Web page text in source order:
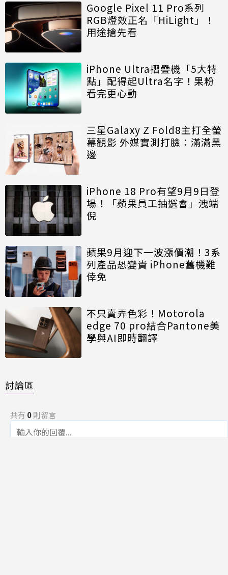
Google Pixel 11 Pro系列
RGB燈效正名「HiLight」！
用途搶先看
iPhone Ultra摺疊機「5大特
點」配得起Ultra名字！果粉
看完更心動
三星Galaxy Z Fold8主打全螢
幕觀影 外媒實測打臉：滿滿黑
邊
iPhone 18 Pro有望9月9日登
場！「蘋果員工抽選會」洩端
倪
蘋果9月迎下一波漲價潮！3系
列產品恐變貴 iPhone舊機難
倖免
不只賣弄色彩！Motorola
edge 70 pro結合Pantone美
學與AI即時翻譯
討論區
共有 0則留言